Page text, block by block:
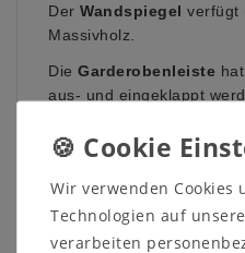
Der Wandspiegel verfügt
Massivholz.
Die Garderobenleiste
aus- und eingeklappt
Kleiderhaken sowie eine
Das Garderobenpaneel
Wandaufhängung, einer
Klapphaken ausgestattet.
Wir verwenden Cookies
Technologien auf
verarbeiten